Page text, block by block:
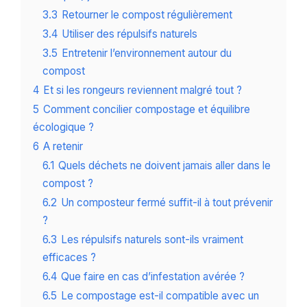
3.3 Retourner le compost régulièrement
3.4 Utiliser des répulsifs naturels
3.5 Entretenir l’environnement autour du
compost
4 Et si les rongeurs reviennent malgré tout ?
5 Comment concilier compostage et équilibre
écologique ?
6 A retenir
6.1 Quels déchets ne doivent jamais aller dans le
compost ?
6.2 Un composteur fermé suffit-il à tout prévenir
?
6.3 Les répulsifs naturels sont-ils vraiment
efficaces ?
6.4 Que faire en cas d’infestation avérée ?
6.5 Le compostage est-il compatible avec un